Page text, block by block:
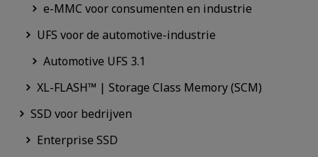
e-MMC voor consumenten en industrie
UFS voor de automotive-industrie
Automotive UFS 3.1
XL-FLASH™ | Storage Class Memory (SCM)
SSD voor bedrijven
Enterprise SSD